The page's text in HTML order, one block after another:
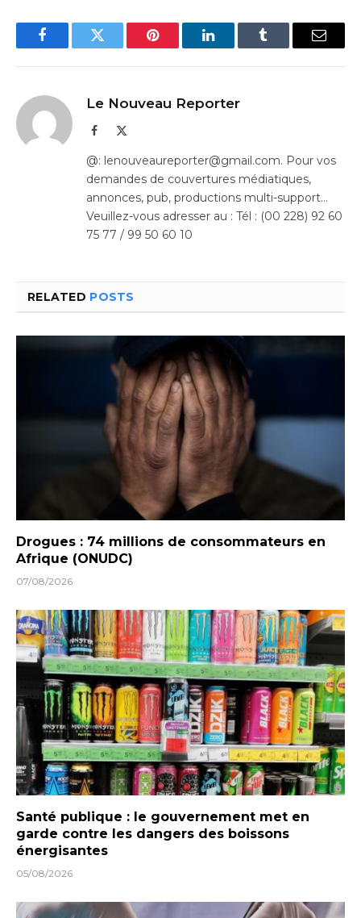
FacebookTwitter Pinterest LinkedInTumblr Email
Le Nouveau Reporter
Facebook
@: lenouveaureporter@gmail.com. Pour vos
demandes de couvertures médiatiques,
annonces, pub, productions multi-support…
Veuillez-vous adresser au : Tél : (00 228) 92 60
75 77 / 99 50 60 10
RELATED POSTS
Drogues : 74 millions de consommateurs en
Afrique (ONUDC)
07/08/2026
Santé publique : le gouvernement met en
garde contre les dangers des boissons
énergisantes
05/08/2026